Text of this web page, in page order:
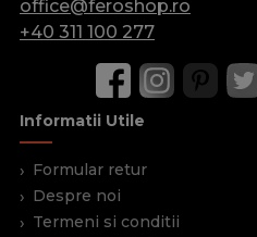
office@feroshop.ro
+40 311 100 277
Informatii Utile
Formular retur
Despre noi
Termeni si conditii